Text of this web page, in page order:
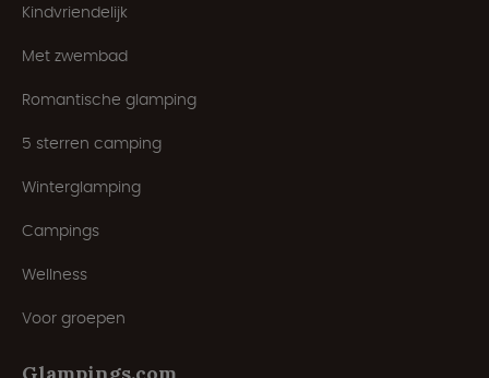
Kindvriendelijk
Met zwembad
Romantische glamping
5 sterren camping
Winterglamping
Campings
Wellness
Voor groepen